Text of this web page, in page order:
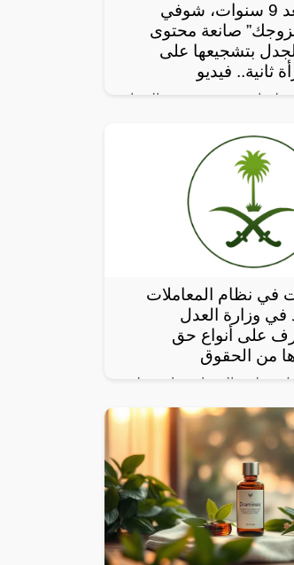
“إذا تزوجتي بعد 9 سنوات، شوفي
صانعة محتوى
بتشجيعها على
ثانية.. فيديو
لصانعة محتوى تنصح النساء
ثانية
في نظام المعاملات
في وزارة العدل
على أنواع حق
من الحقوق
مجلس الوزراء برئاسة ولي
“أم القرى” تفاصيل نظام
الجديد في المملكة العربية
تطبيقه بعد